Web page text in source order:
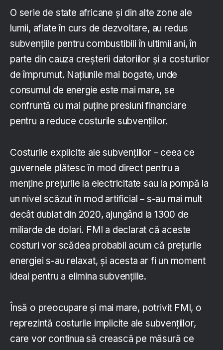
O serie de state africane și din alte zone ale
lumii, aflate în curs de dezvoltare, au redus
subvențiile pentru combustibili în ultimii ani, în
parte din cauza creșterii datoriilor și a costurilor
de împrumut. Națiunile mai bogate, unde
consumul de energie este mai mare, se
confruntă cu mai puține presiuni financiare
pentru a reduce costurile subvențiilor.
Costurile explicite ale subvențiilor – ceea ce
guvernele plătesc în mod direct pentru a
menține prețurile la electricitate sau la pompă la
un nivel scăzut în mod artificial – s-au mai mult
decât dublat din 2020, ajungând la 1300 de
miliarde de dolari. FMI a declarat că aceste
costuri vor scădea probabil acum că prețurile
energiei s-au relaxat, și acesta ar fi un moment
ideal pentru a elimina subvențiile.
Însă o preocupare și mai mare, potrivit FMI, o
reprezintă costurile implicite ale subvențiilor,
care vor continua să crească pe măsură ce